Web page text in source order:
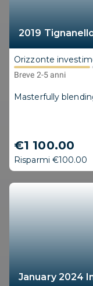
2019
Orizzonte
Breve 2-5 anni
Masterfully
€1 100.00
Risparmi €100.00
January 2024